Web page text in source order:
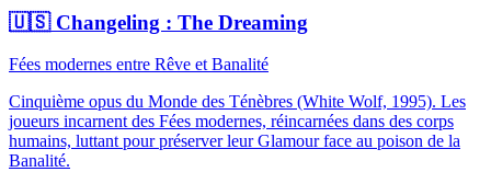
🇺🇸Changeling : The Dreaming
Fées modernes entre Rêve et Banalité
Cinquième opus du Monde des Ténèbres (White Wolf, 1995). Les
joueurs incarnent des Fées modernes, réincarnées dans des corps
humains, luttant pour préserver leur Glamour face au poison de la
Banalité.